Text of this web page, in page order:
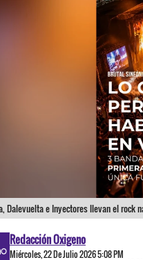
Dalevuelta e Inyectores llevan el rock
Redacción Oxigeno
Miércoles, 22 De Julio 2026 5:08 PM